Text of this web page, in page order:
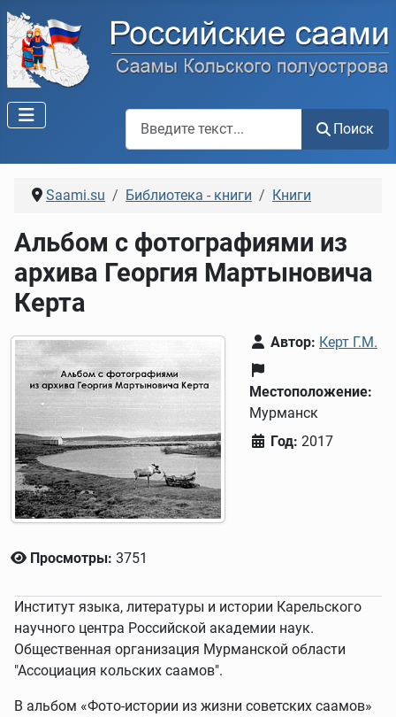
Поиск
Saami.su Библиотека - книги Книги
Альбом с фотографиями из
архива Георгия Мартыновича
Керта
Автор: Керт Г.М.
Местоположение:
Мурманск
Год: 2017
Просмотры: 3751
Институт языка, литературы и истории Карельского
научного центра Российской академии наук.
Общественная организация Мурманской области
"Ассоциация кольских саамов".
В альбом «Фото-истории из жизни советских саамов»